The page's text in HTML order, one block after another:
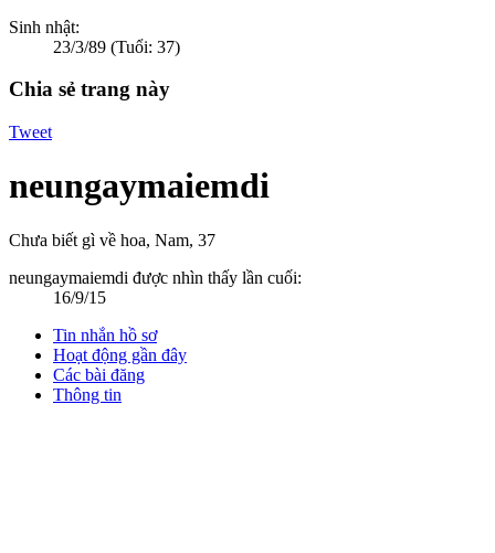
Sinh nhật:
23/3/89 (Tuổi: 37)
Chia sẻ trang này
Tweet
neungaymaiemdi
Chưa biết gì về hoa, Nam, 37
neungaymaiemdi được nhìn thấy lần cuối:
16/9/15
Tin nhắn hồ sơ
Hoạt động gần đây
Các bài đăng
Thông tin